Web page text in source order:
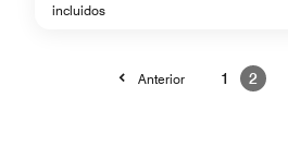
incluidos
Anterior 1 2